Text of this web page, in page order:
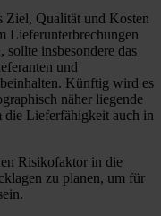
Ziel, Qualität und Kosten
Lieferunterbrechungen
insbesondere das
und
Künftig wird es
näher liegende
die Lieferfähigkeit auch in
Risikofaktor in die
zu planen, um für